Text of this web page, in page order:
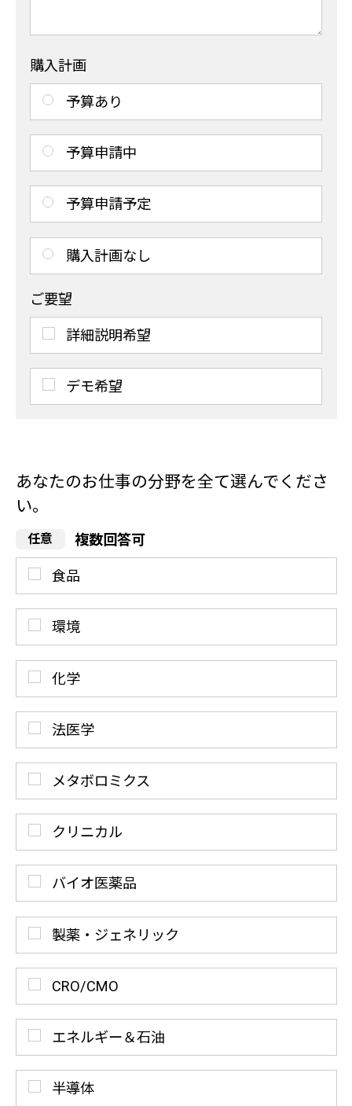
購入計画
予算あり
予算申請中
予算申請予定
購入計画なし
ご要望
詳細説明希望
デモ希望
あなたのお仕事の分野を全て選んでくださ
い。
複数回答可
食品
環境
化学
法医学
メタボロミクス
クリニカル
バイオ医薬品
製薬・ジェネリック
CRO/CMO
エネルギー＆石油
半導体